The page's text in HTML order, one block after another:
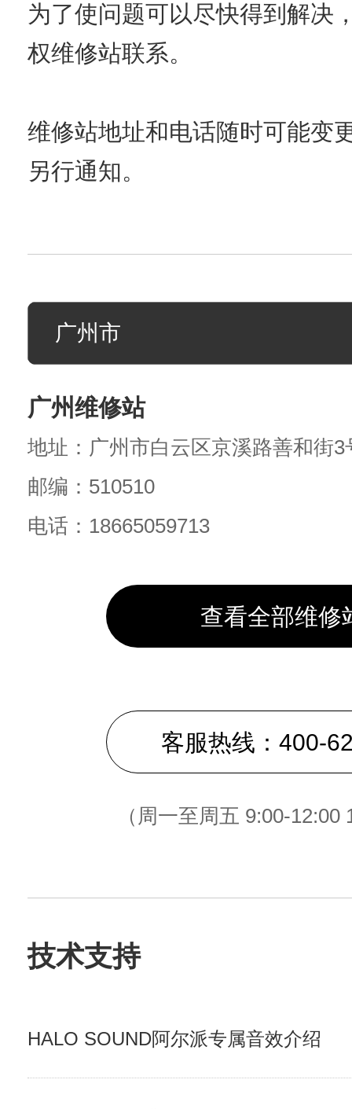
为了使问题可以尽快得到解决
权维修站联系。
维修站地址和电话随时可能变
另行通知。
广州维修站
地址：广州市白云区京溪路善和街3
邮编：510510
电话：18665059713
查看全部维修
客服热线：400-
（周一至周五 9:00-12:00
技术支持
HALO SOUND阿尔派专属音效介绍